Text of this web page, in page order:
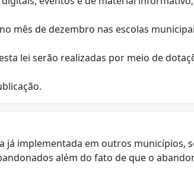
mês de dezembro nas escolas
lei serão realizadas por meio de
já implementada em outros
além do fato de que o